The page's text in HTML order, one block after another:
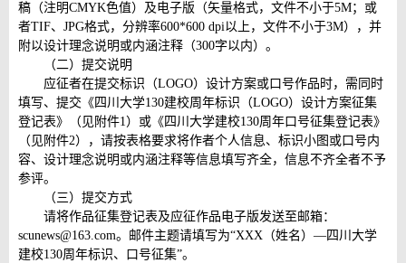
稿（注明CMYK色值）及电子版（矢量格式，文件不小于5M；或
者TIF、JPG格式，分辨率600*600 dpi以上，文件不小于3M），并
附以设计理念说明或内涵注释（300字以内）。
（二）提交说明
应征者在提交标识（LOGO）设计方案或口号作品时，需同时
填写、提交《四川大学130建校周年标识（LOGO）设计方案征集
登记表》（见附件1）或《四川大学建校130周年口号征集登记表》
（见附件2），请按表格要求将作者个人信息、标识小图或口号内
容、设计理念说明或内涵注释等信息填写齐全，信息不齐全者不予
参评。
（三）提交方式
请将作品征集登记表及应征作品电子版发送至邮箱：
scunews@163.com。邮件主题请填写为“XXX（姓名）—四川大学
建校130周年标识、口号征集”。